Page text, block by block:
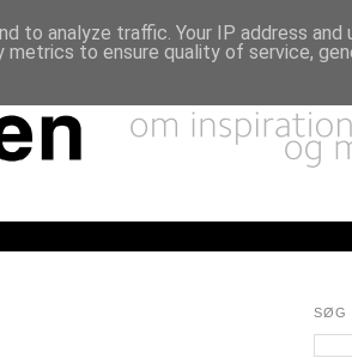
SØG
to analyze traffic. Your IP address and
to ensure quality of service,